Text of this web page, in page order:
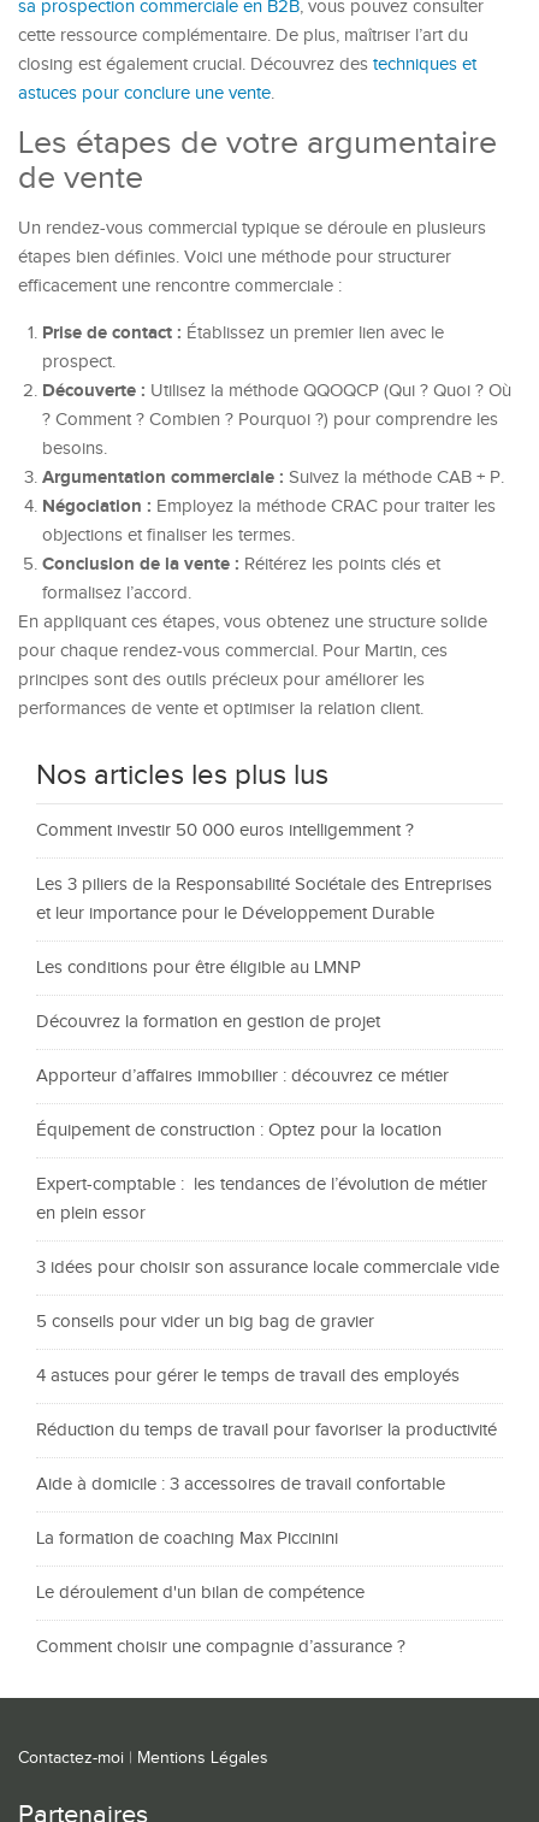
sa prospection commerciale en B2B, vous pouvez consulter
cette ressource complémentaire. De plus, maîtriser l’art du
closing est également crucial. Découvrez des techniques et
astuces pour conclure une vente.
Les étapes de votre argumentaire
de vente
Un rendez-vous commercial typique se déroule en plusieurs
étapes bien définies. Voici une méthode pour structurer
efficacement une rencontre commerciale :
Prise de contact : Établissez un premier lien avec le
prospect.
Découverte : Utilisez la méthode QQOQCP (Qui ? Quoi ? Où
? Comment ? Combien ? Pourquoi ?) pour comprendre les
besoins.
Argumentation commerciale : Suivez la méthode CAB + P.
Négociation : Employez la méthode CRAC pour traiter les
objections et finaliser les termes.
Conclusion de la vente : Réitérez les points clés et
formalisez l’accord.
En appliquant ces étapes, vous obtenez une structure solide
pour chaque rendez-vous commercial. Pour Martin, ces
principes sont des outils précieux pour améliorer les
performances de vente et optimiser la relation client.
Nos articles les plus lus
Comment investir 50 000 euros intelligemment ?
Les 3 piliers de la Responsabilité Sociétale des Entreprises
et leur importance pour le Développement Durable
Les conditions pour être éligible au LMNP
Découvrez la formation en gestion de projet
Apporteur d’affaires immobilier : découvrez ce métier
Équipement de construction : Optez pour la location
Expert-comptable : les tendances de l’évolution de métier
en plein essor
3 idées pour choisir son assurance locale commerciale vide
5 conseils pour vider un big bag de gravier
4 astuces pour gérer le temps de travail des employés
Réduction du temps de travail pour favoriser la productivité
Aide à domicile : 3 accessoires de travail confortable
La formation de coaching Max Piccinini
Le déroulement d'un bilan de compétence
Comment choisir une compagnie d’assurance ?
Contactez-moi | Mentions Légales
Partenaires